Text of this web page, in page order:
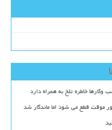
خاطره تلخ به همراه دارد